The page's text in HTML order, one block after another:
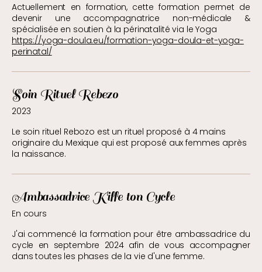
Ambassadrice Kiffe ton Cycle
En cours
J'ai commencé la formation pour être ambassadrice du
cycle en septembre 2024 afin de vous accompagner
dans toutes les phases de la vie d'une femme.
Actuellement en formation, cette formation permet de
devenir une accompagnatrice non-médicale &
spécialisée en soutien à la périnatalité via le Yoga
https://yoga-doula.eu/formation-yoga-doula-et-yoga-
perinatal/
Soin Rituel Rebezo
Le soin rituel Rebozo est un rituel proposé à 4 mains
originaire du Mexique qui est proposé aux femmes après
la naissance.
2023